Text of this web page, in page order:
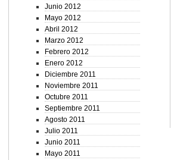
Junio 2012
Mayo 2012
Abril 2012
Marzo 2012
Febrero 2012
Enero 2012
Diciembre 2011
Noviembre 2011
Octubre 2011
Septiembre 2011
Agosto 2011
Julio 2011
Junio 2011
Mayo 2011